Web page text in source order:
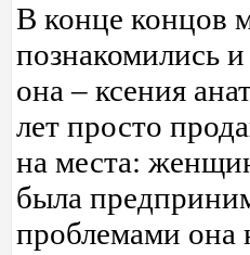
В конце концов
познакомились
она – ксения
лет просто
на места:
была
проблемами она